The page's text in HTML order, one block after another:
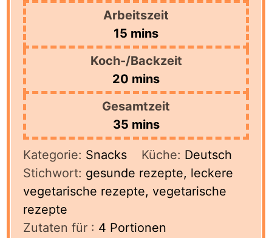
Arbeitszeit
15 minutes
mins
Koch-/Backzeit
20 minutes
mins
Gesamtzeit
35minutes
mins
Kategorie: Snacks Küche: Deutsch
Stichwort: gesunde rezepte, leckere
vegetarische rezepte, vegetarische
rezepte
Zutaten für : 4 Portionen